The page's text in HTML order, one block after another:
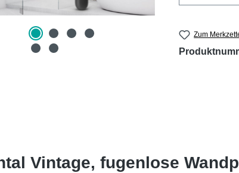
Zum
Vintage, fugenlose